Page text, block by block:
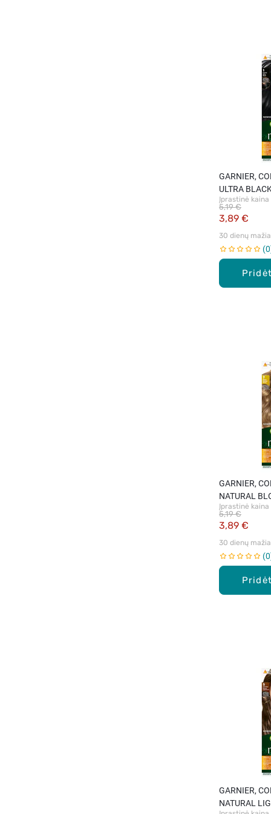
GARNIER,
ULTRA
plaukų dažai,
Įprastinė kaina
3,89 €
5,19 €
30 dienų
0
GARNIER,
NATURAL
plaukų dažai,
Įprastinė kaina
3,89 €
5,19 €
30 dienų
0
GARNIER,
NATURAL